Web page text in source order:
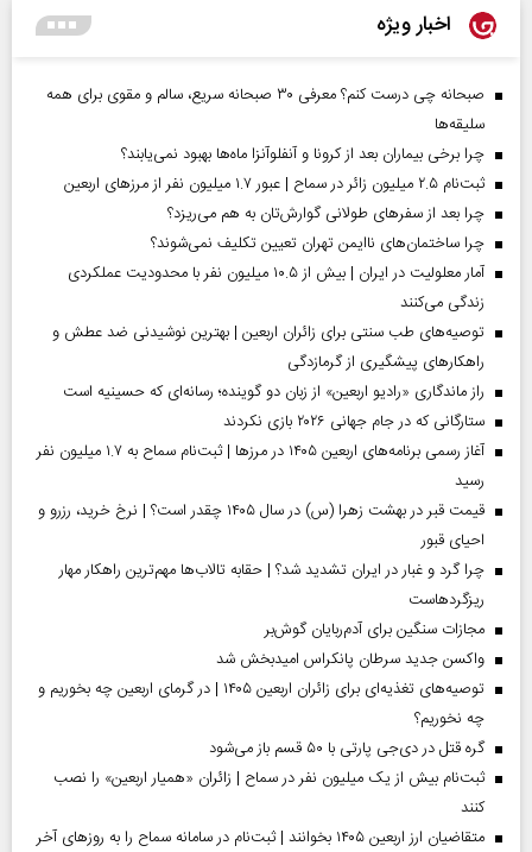
اخبار ویژه
صبحانه چی درست کنم؟ معرفی ۳۰ صبحانه سریع، سالم و مقوی برای همه
سلیقه‌ها
چرا برخی بیماران بعد از کرونا و آنفلوآنزا ماه‌ها بهبود نمی‌یابند؟
ثبت‌نام ۲.۵ میلیون زائر در سماح | عبور ۱.۷ میلیون نفر از مرز‌های اربعین
چرا بعد از سفرهای طولانی گوارش‌تان به هم می‌ریزد؟
چرا ساختمان‌های ناایمن تهران تعیین تکلیف نمی‌شوند؟
آمار معلولیت در ایران | بیش از ۱۰.۵ میلیون نفر با محدودیت عملکردی
زندگی می‌کنند
توصیه‌های طب سنتی برای زائران اربعین | بهترین نوشیدنی ضد عطش و
راهکارهای پیشگیری از گرمازدگی
راز ماندگاری «رادیو اربعین» از زبان دو گوینده؛ رسانه‌ای که حسینیه است
ستارگانی که در جام جهانی ۲۰۲۶ بازی نکردند
آغاز رسمی برنامه‌های اربعین ۱۴۰۵ در مرز‌ها | ثبت‌نام سماح به ۱.۷ میلیون نفر
رسید
قیمت قبر در بهشت زهرا (س) در سال ۱۴۰۵ چقدر است؟ | نرخ خرید، رزرو و
احیای قبور
چرا گرد و غبار در ایران تشدید شد؟ | حقابه تالاب‌ها مهم‌ترین راهکار مهار
ریزگردهاست
مجازات سنگین برای آدم‌ربایان گوش‌بر
واکسن جدید سرطان پانکراس امیدبخش شد
توصیه‌های تغذیه‌ای برای زائران اربعین ۱۴۰۵ | در گرمای اربعین چه بخوریم و
چه نخوریم؟
گره قتل در دی‌جی پارتی با ۵۰ قسم باز می‌شود
ثبت‌نام بیش از یک میلیون نفر در سماح | زائران «همیار اربعین» را نصب
کنند
متقاضیان ارز اربعین ۱۴۰۵ بخوانند | ثبت‌نام در سامانه سماح را به روز‌های آخر